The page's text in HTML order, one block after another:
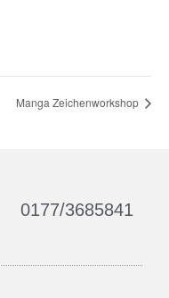
Manga Zeichenworkshop
0177/3685841